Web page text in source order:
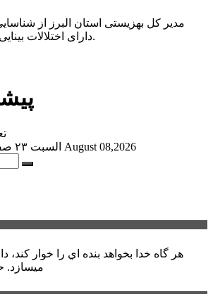
دارای اختلالات بینایی در این استان خبر داد.
السبت ۲۳ صفر ۱۴۴۸ August 08,2026
هر گاه خدا بخواهد بنده اي را خوار كند،
میسازد.